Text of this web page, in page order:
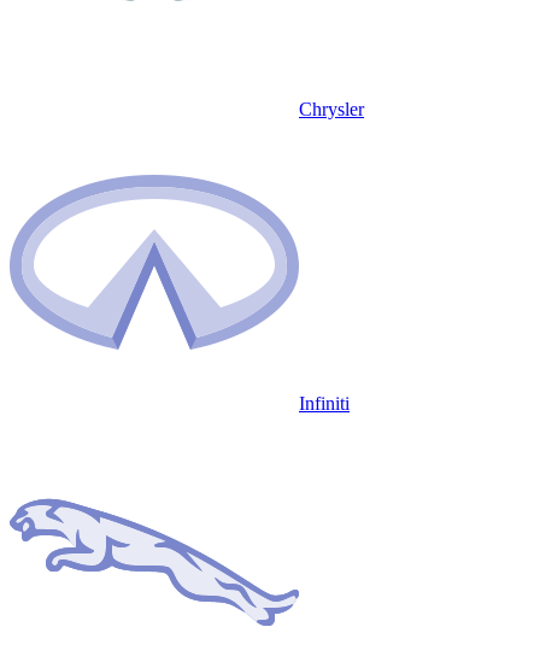
Chrysler
Infiniti